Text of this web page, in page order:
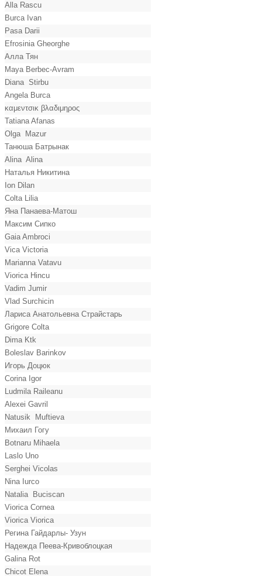
Alla Rascu
Burca Ivan
Pasa Darii
Efrosinia Gheorghe
Алла Тян
Maya Berbec-Avram
Diana Stirbu
Angela Burca
καμεντσικ βλαδιμηρος
Tatiana Afanas
Olga Mazur
Танюша Батрынак
Alina Alina
Наталья Никитина
Ion Dilan
Colta Lilia
Яна Панаева-Матош
Максим Сипко
Gaia Ambroci
Vica Victoria
Marianna Vatavu
Viorica Hincu
Vadim Jumir
Vlad Surchicin
Лариса Анатольевна Страйстарь
Grigore Colta
Dima Ktk
Boleslav Barinkov
Игорь Доцюк
Corina Igor
Ludmila Raileanu
Alexei Gavril
Natusik Muftieva
Михаил Гогу
Botnaru Mihaela
Laslo Uno
Serghei Vicolas
Nina Iurco
Natalia Buciscan
Viorica Cornea
Viorica Viorica
Регина Гайдарлы- Узун
Надежда Пеева-Кривоблоцкая
Galina Rot
Chicot Elena